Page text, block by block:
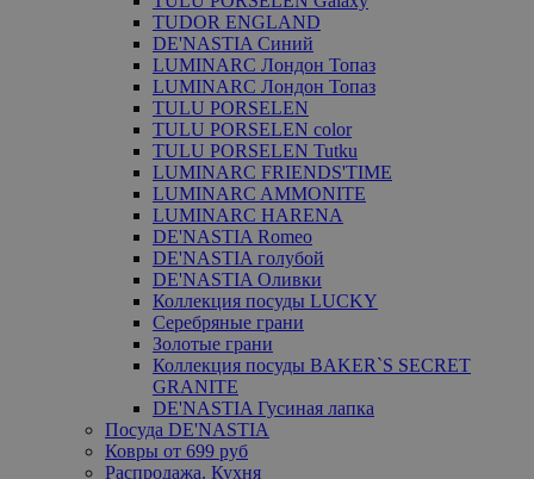
TUDOR ENGLAND
DE'NASTIA Синий
LUMINARC Лондон Топаз
LUMINARC Лондон Топаз
TULU PORSELEN
TULU PORSELEN color
TULU PORSELEN Tutku
LUMINARC FRIENDS'TIME
LUMINARC AMMONITE
LUMINARC HARENA
DE'NASTIA Romeo
DE'NASTIA голубой
DE'NASTIA Оливки
Коллекция посуды LUCKY
Серебряные грани
Золотые грани
Коллекция посуды BAKER`S SECRET
GRANITE
DE'NASTIA Гусиная лапка
Посуда DE'NASTIA
Ковры от 699 руб
Распродажа. Кухня